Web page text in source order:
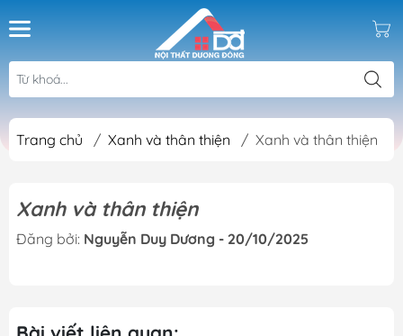
Trang chủ / Xanh và thân thiện / Xanh và thân thiện
Xanh và thân thiện
Đăng bởi: Nguyễn Duy Dương - 20/10/2025